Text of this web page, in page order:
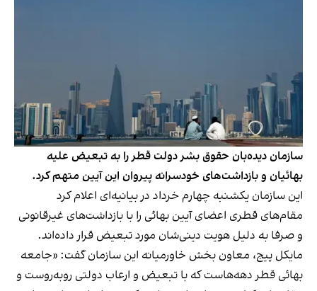
سازمان دیده‌بان حقوق بشر دولت قطر را به تبعیض علیه
بهائیان و بازداشت‌های خودسرانه پیروان این آیین متهم کرد.
این سازمان یکشنبه چهارم خرداد در بیانیه‌ای اعلام کرد
مقام‌های قطری اعضای آیین بهائی را با بازداشت‌های غیرقانونی
و صرفا به دلیل هویت دینی‌شان مورد تبعیض قرار داده‌اند.
مایکل پیج، معاون بخش خاورمیانه این سازمان گفت: «جامعه
بهائی قطر دهه‌هاست که با تبعیض و ارعاب دولتی روبه‌روست و